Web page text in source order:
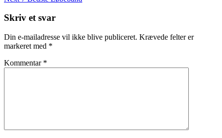
Skriv et svar
Din e-mailadresse vil ikke blive publiceret. Krævede felter er
markeret med *
Kommentar *